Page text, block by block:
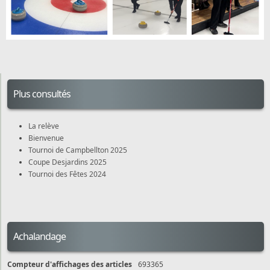
Plus consultés
La relève
Bienvenue
Tournoi de Campbellton 2025
Coupe Desjardins 2025
Tournoi des Fêtes 2024
Achalandage
Compteur d'affichages des articles 693365